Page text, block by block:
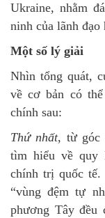
Ukraine, nhằm
ninh của lãnh
Một số lý giải
Nhìn tổng quát,
về cơ bản có
chính sau:
Thứ nhất, từ góc
tìm hiểu về quy
chính trị quốc
“vùng đệm tự
phương Tây đều